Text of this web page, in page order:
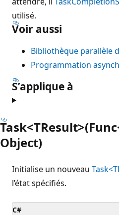
utilisé.
Voir aussi
Bibliothèque parallèle
Programmation
S’applique à
Object)
Initialise un nouveau
l’état spécifiés.
C#